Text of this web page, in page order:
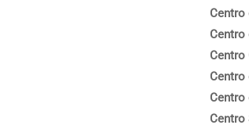
Centro
Centro
Centro
Centro
Centro
Centro